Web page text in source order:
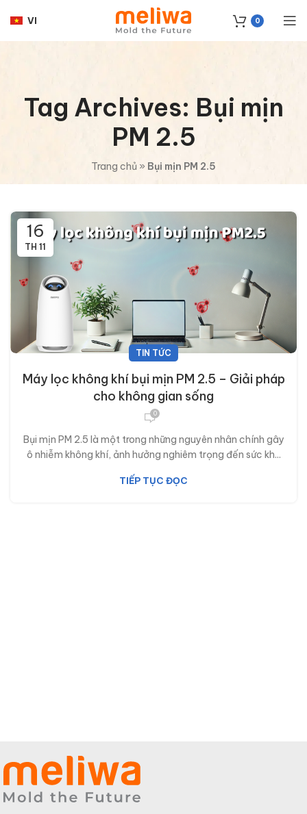
VI 0
Tag Archives: Bụi mịn
PM 2.5
Trang chủ » Bụi mịn PM 2.5
16
TH 11
TIN TỨC
Máy lọc không khí bụi mịn PM 2.5 – Giải pháp
cho không gian sống
0
Bụi mịn PM 2.5 là một trong những nguyên nhân chính gây
ô nhiễm không khí, ảnh hưởng nghiêm trọng đến sức kh...
TIẾP TỤC ĐỌC